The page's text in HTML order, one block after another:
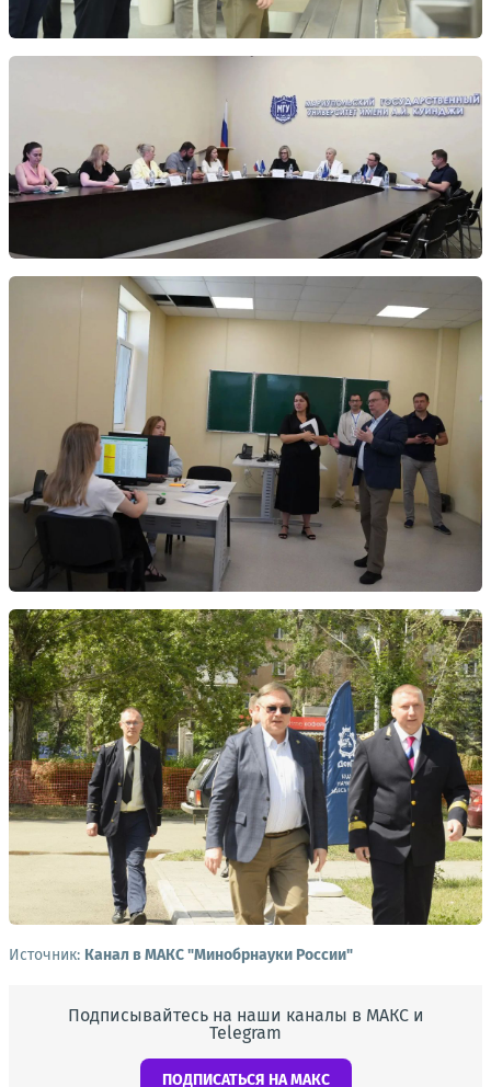
Источник: Канал в МАКС "Минобрнауки России"
Подписывайтесь на наши каналы в МАКС и
Telegram
ПОДПИСАТЬСЯ НА МАКС